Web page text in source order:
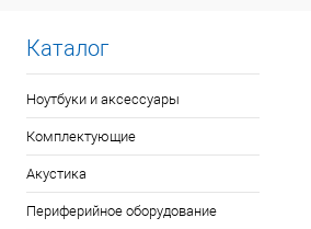
Каталог
Ноутбуки и аксессуары
Комплектующие
Акустика
Периферийное оборудование